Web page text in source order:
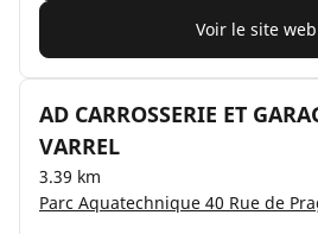
Voir le site web
AD CARROSSERIE ET
VARREL
3.39 km
Parc Aquatechnique 40 Rue de